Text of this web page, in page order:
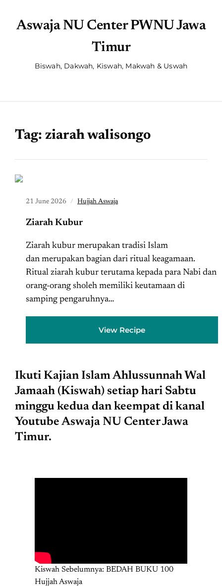
Aswaja NU Center PWNU Jawa
Timur
Biswah, Dakwah, Kiswah, Makwah & Uswah
Tag: ziarah walisongo
21 June 2026 Hujjah Aswaja
Ziarah Kubur
Ziarah kubur merupakan tradisi Islam
dan merupakan bagian dari ritual keagamaan.
Ritual ziarah kubur terutama kepada para Nabi dan
orang-orang sholeh memiliki keutamaan di
samping pengaruhnya…
View Recipe
Ikuti Kajian Islam Ahlussunnah Wal
Jamaah (Kiswah) setiap hari Sabtu
minggu kedua dan keempat di kanal
Youtube Aswaja NU Center Jawa
Timur.
Kiswah Sebelumnya: BEDAH BUKU 100
Hujjah Aswaja